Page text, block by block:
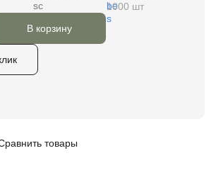
1000 шт
В корзину
товары